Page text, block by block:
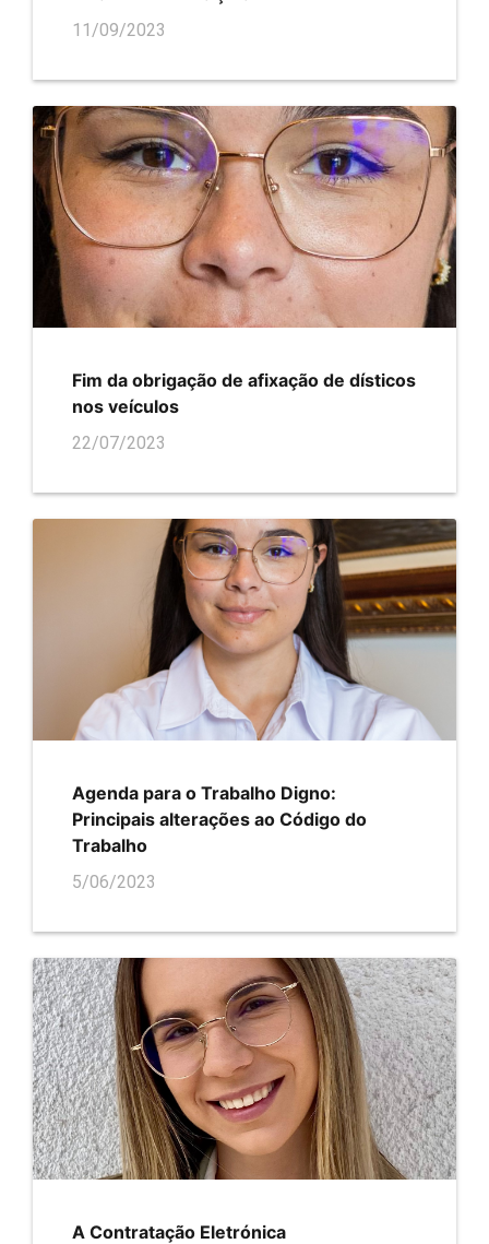
11/09/2023
Fim da obrigação de afixação de dísticos
nos veículos
22/07/2023
Agenda para o Trabalho Digno:
Principais alterações ao Código do
Trabalho
5/06/2023
A Contratação Eletrónica